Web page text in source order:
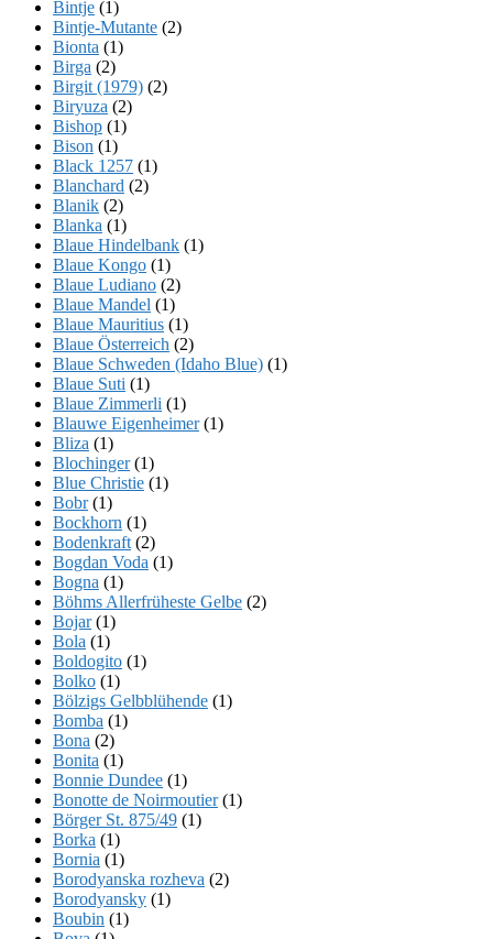
Bintje (1)
Bintje-Mutante (2)
Bionta (1)
Birga (2)
Birgit (1979) (2)
Biryuza (2)
Bishop (1)
Bison (1)
Black 1257 (1)
Blanchard (2)
Blanik (2)
Blanka (1)
Blaue Hindelbank (1)
Blaue Kongo (1)
Blaue Ludiano (2)
Blaue Mandel (1)
Blaue Mauritius (1)
Blaue Österreich (2)
Blaue Schweden (Idaho Blue) (1)
Blaue Suti (1)
Blaue Zimmerli (1)
Blauwe Eigenheimer(1)
Bliza (1)
Blochinger(1)
Blue Christie (1)
Bobr(1)
Bockhorn (1)
Bodenkraft (2)
Bogdan Voda (1)
Bogna (1)
Böhms Allerfrüheste Gelbe (2)
Bojar(1)
Bola (1)
Boldogito (1)
Bolko (1)
Bölzigs Gelbblühende (1)
Bomba (1)
Bona (2)
Bonita (1)
Bonnie Dundee (1)
Bonotte de Noirmoutier(1)
Börger St. 875/49 (1)
Borka (1)
Bornia (1)
Borodyanska rozheva (2)
Borodyansky (1)
Boubin (1)